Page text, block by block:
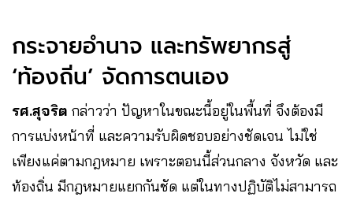
กระจายอำนาจ และทรัพยากรสู่
‘ท้องถิ่น’ จัดการตนเอง
รศ.สุจริต กล่าวว่า ปัญหาในขณะนี้อยู่ในพื้นที่ จึงต้องมี
การแบ่งหน้าที่ และความรับผิดชอบอย่างชัดเจน ไม่ใช่
เพียงแค่ตามกฎหมาย เพราะตอนนี้ส่วนกลาง จังหวัด และ
ท้องถิ่น มีกฎหมายแยกกันชัด แต่ในทางปฏิบัติไม่สามารถ